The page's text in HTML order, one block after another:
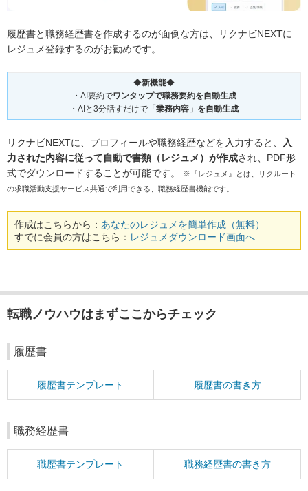
履歴書と職務経歴書を作成するのが面倒な方は、リクナビNEXTに
レジュメ登録するのがお勧めです。
◆新機能◆
・AI要約でワンタップで職務要約を自動生成
・AIと3分話すだけで 「業務内容」を自動生成
リクナビNEXTに、プロフィールや職務経歴などを入力すると、 入
力された内容に従って自動で書類（レジュメ）が作成され、PDF形
式でダウンロードすることが可能です。
※『レジュメ』とは、リクルート
の求職活動支援サービス共通で利用できる、職務経歴書機能です。
作成はこちらから： あなたのレジュメを簡単作成（無料）
すでに会員の方はこちら： レジュメダウンロード画面へ
転職ノウハウはまずここからチェック
履歴書
履歴書テンプレート 履歴書の書き方
職務経歴書
職歴書テンプレート 職務経歴書の書き方